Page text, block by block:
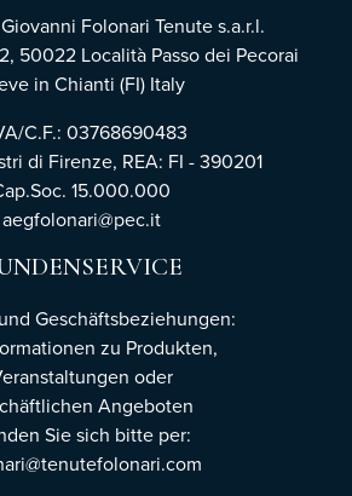
Folonari Tenute s.a.r.l.
50022 Località Passo dei Pecorai
in Chianti (FI) Italy
C.F.: 03768690483
di Firenze, REA: FI - 390201
15.000.000
aegfolonari@pec.it
Geschäftsbeziehungen:
zu Produkten,
oder
Angeboten
Sie sich bitte per: